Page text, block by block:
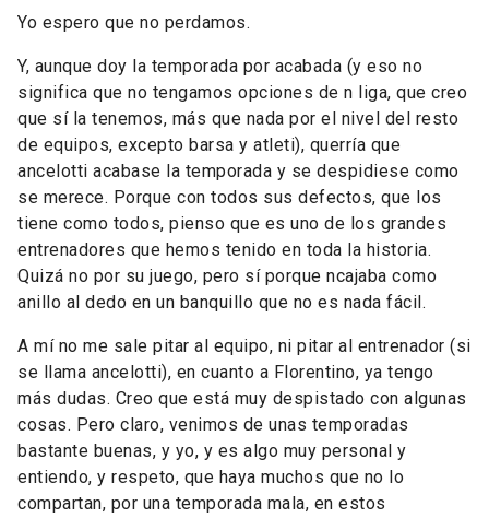
Yo espero que no perdamos.
Y, aunque doy la temporada por acabada (y eso no
significa que no tengamos opciones de n liga, que creo
que sí la tenemos, más que nada por el nivel del resto
de equipos, excepto barsa y atleti), querría que
ancelotti acabase la temporada y se despidiese como
se merece. Porque con todos sus defectos, que los
tiene como todos, pienso que es uno de los grandes
entrenadores que hemos tenido en toda la historia.
Quizá no por su juego, pero sí porque ncajaba como
anillo al dedo en un banquillo que no es nada fácil.
A mí no me sale pitar al equipo, ni pitar al entrenador (si
se llama ancelotti), en cuanto a Florentino, ya tengo
más dudas. Creo que está muy despistado con algunas
cosas. Pero claro, venimos de unas temporadas
bastante buenas, y yo, y es algo muy personal y
entiendo, y respeto, que haya muchos que no lo
compartan, por una temporada mala, en estos